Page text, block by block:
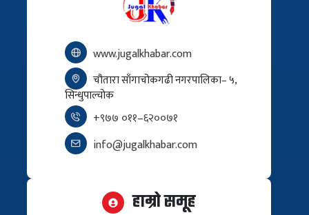
www.jugalkhabar.com
चौतारा साँगाचोकगढी नगरपालिका– ५,
सिन्धुपाल्चोक
+९७७ ०११–६२००७१
info@jugalkhabar.com
हाम्रो समूह